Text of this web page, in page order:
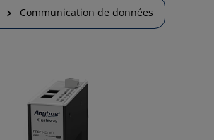
Communication de données